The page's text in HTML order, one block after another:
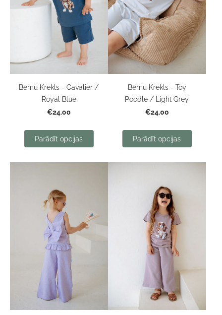
Bērnu Krekls - Cavalier /
Royal Blue
€24.00
Parādīt opcijas
Bērnu Krekls - Toy
Poodle / Light Grey
€24.00
Parādīt opcijas